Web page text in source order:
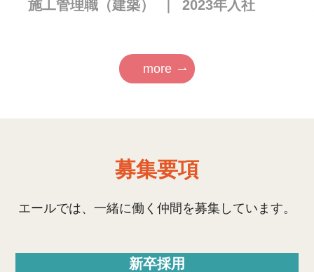
施工管理職（建築） 2023年入社
more
募集要項
エールでは、一緒に働く仲間を募集しています。
新卒採用